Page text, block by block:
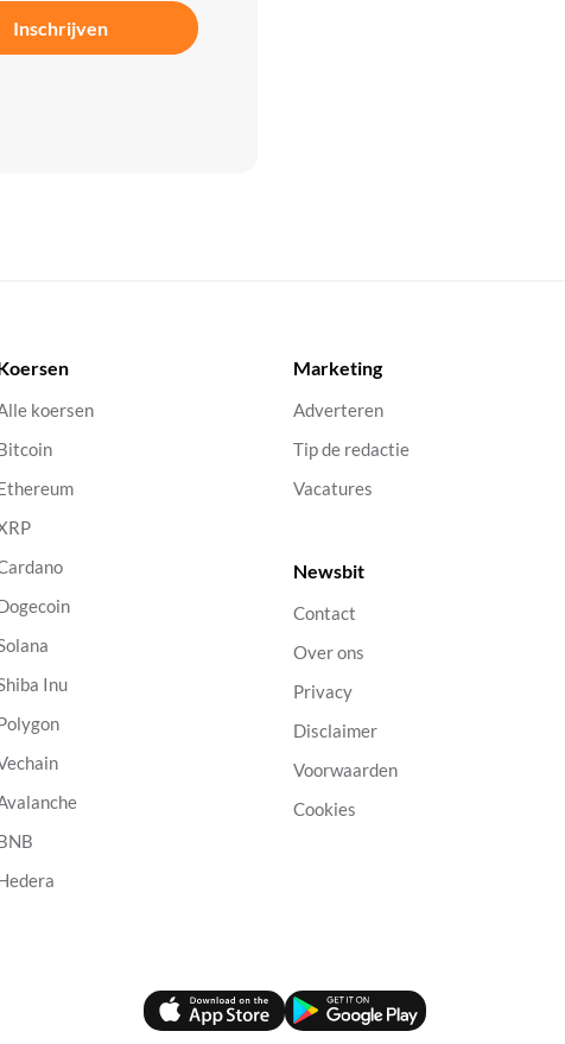
Inschrijven
koersen
Inu
Marketing
Adverteren
Tip de redactie
Vacatures
Newsbit
Contact
Over ons
Privacy
Disclaimer
Voorwaarden
Cookies